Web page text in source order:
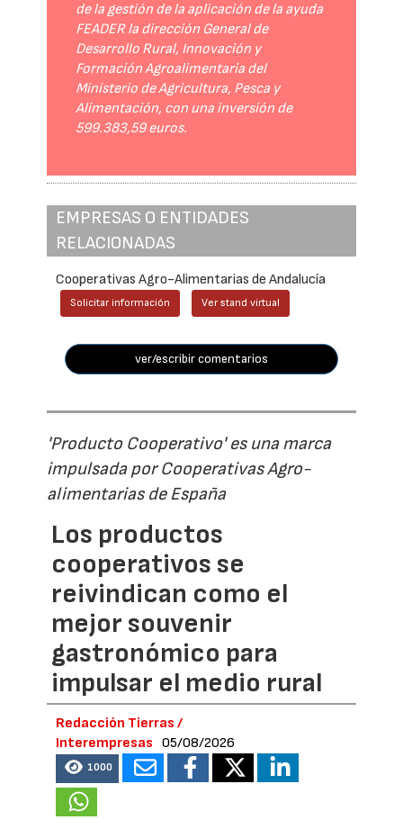
de la gestión de la aplicación de la ayuda
FEADER la dirección General de
Desarrollo Rural, Innovación y
Formación Agroalimentaria del
Ministerio de Agricultura, Pesca y
Alimentación, con una inversión de
599.383,59 euros.
EMPRESAS O ENTIDADES
RELACIONADAS
Cooperativas Agro-Alimentarias de Andalucía
Solicitar información Ver stand virtual
ver/escribir comentarios
'Producto Cooperativo' es una marca
impulsada por Cooperativas Agro-
alimentarias de España
Los productos
cooperativos se
reivindican como el
mejor souvenir
gastronómico para
impulsar el medio rural
Redacción Tierras /
Interempresas
05/08/2026
1000